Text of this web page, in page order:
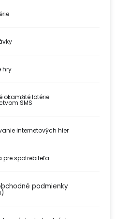
hry
okamžité lotérie
SMS
internetových hier
pre spotrebiteľa
podmienky